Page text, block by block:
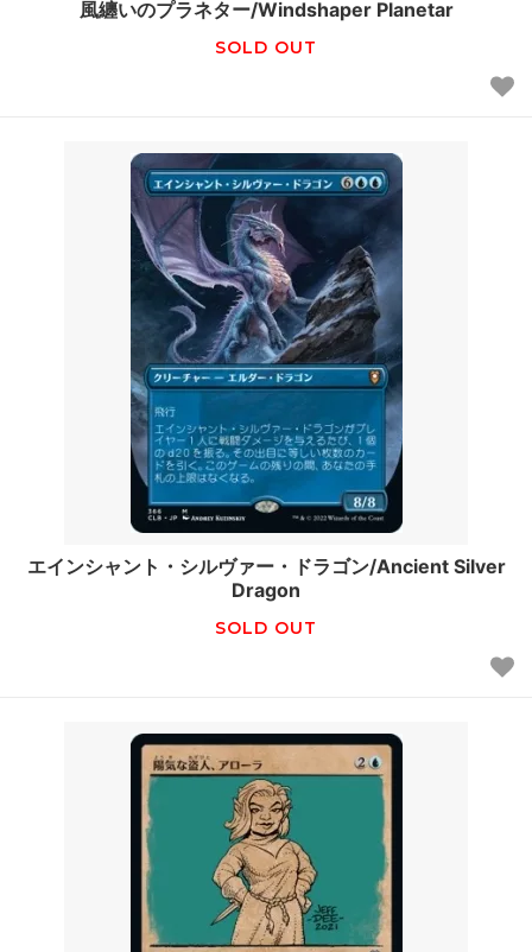
風纏いのプラネター/Windshaper Planetar
SOLD OUT
エインシャント・シルヴァー・ドラゴン/Ancient Silver
Dragon
SOLD OUT